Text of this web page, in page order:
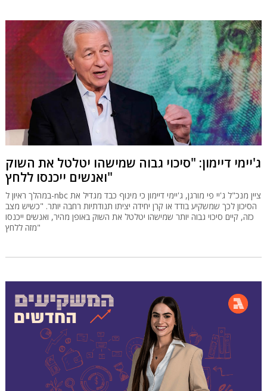
ג'יימי דיימון: "סיכוי גבוה שמישהו יטלטל את השוק
ואנשים ייכנסו ללחץ"
במהלך ראיון ל-nbc ציין מנכ"ל ג'יי פי מורגן, ג'יימי דיימון כי מינוף כבד מגדיל את
הסיכון לכך שמשקיע בודד או קרן יחידה יציתו תנודתיות רחבה יותר. "כשיש מצב
כזה, קיים סיכוי גבוה יותר שמישהו יטלטל את השוק באופן מהיר, ואנשים ייכנסו
מזה ללחץ"